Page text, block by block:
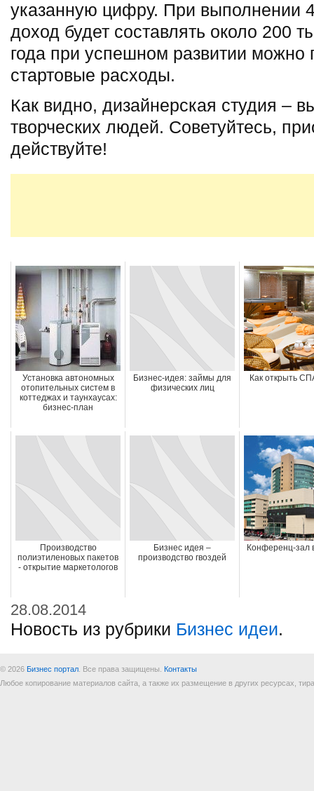
указанную цифру. При выполнении
доход будет составлять около 200
года при успешном развитии можно
стартовые расходы.
Как видно, дизайнерская студия –
творческих людей. Советуйтесь,
действуйте!
Установка автономных
отопительных систем в
коттеджах и таунхаусах:
бизнес-план
Бизнес-идея: займы для
физических лиц
Как открыть
Производство
полиэтиленовых пакетов
- открытие маркетологов
Бизнес идея –
производство гвоздей
Конференц-зал
28.08.2014
Новость из рубрики Бизнес идеи.
© 2026 Бизнес портал . Все права защищены. Контакты
Любое копирование материалов сайта, а также их размещение в других ресурсах,